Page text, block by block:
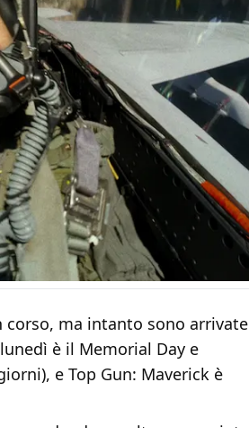
corso, ma intanto sono arrivate
è il Memorial Day e
e Top Gun: Maverick è